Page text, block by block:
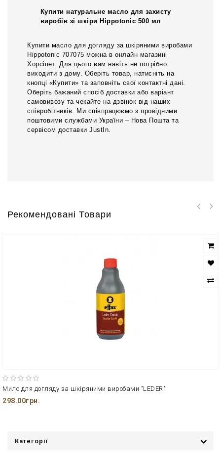
Купити натуральне масло для захисту
виробів зі шкіри Hippotonic 500 мл
Купити масло для догляду за шкіряними виробами
Hippotonic 707075 можна в онлайн магазині
Хорсіпет. Для цього вам навіть не потрібно
виходити з дому. Оберіть товар, натисніть на
кнопці «Купити» та заповніть свої контактні дані.
Оберіть бажаний спосіб доставки або варіант
самовивозу та чекайте на дзвінок від наших
співробітників. Ми співпрацюємо з провідними
поштовими службами України – Нова Пошта та
сервісом доставки JustIn.
Рекомендовані Товари
Мило для догляду за шкіряними виробами "LEDER"
298.00грн.
Категорії